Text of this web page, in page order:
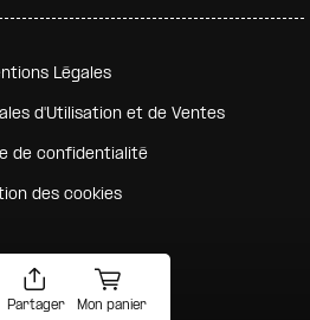
Partager Mon panier
Légales
d'Utilisation et de Ventes
de confidentialité
des cookies